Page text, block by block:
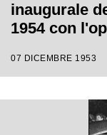
inaugurale
1954 con
con la regia
07 DICEMBRE 1953